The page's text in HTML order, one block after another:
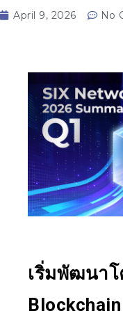
April 9, 2026 No
เริ่มพัฒนา
Blockchain